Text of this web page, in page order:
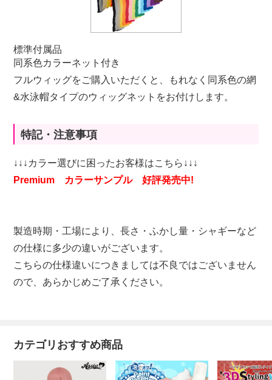
標準付属品
同系色カラーネット付き
フルウィッグをご購入いただくと、もれなく同系色の網
&水泳帽タイプのウィッグネットをお付けします。
特記・注意事項
↓↓↓カラー選びに困ったお客様はこちら↓↓↓
Premium カラーサンプル 好評発売中!
製造時期・工場により、長さ・ふかし量・シャギーなど
の仕様に多少の違いがございます。
こちらの仕様違いにつきましては不良ではございません
ので、あらかじめご了承ください。
カテゴリおすすめ商品